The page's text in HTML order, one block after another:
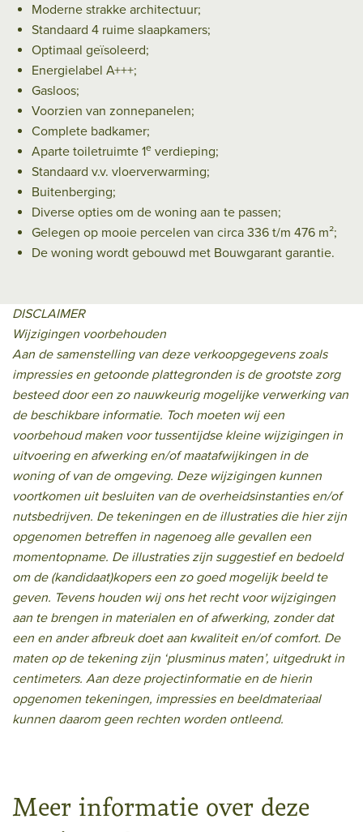
Moderne strakke architectuur;
Standaard 4 ruime slaapkamers;
Optimaal geïsoleerd;
Energielabel A+++;
Gasloos;
Voorzien van zonnepanelen;
Complete badkamer;
Aparte toiletruimte 1e verdieping;
Standaard v.v. vloerverwarming;
Buitenberging;
Diverse opties om de woning aan te passen;
Gelegen op mooie percelen van circa 336 t/m 476 m²;
De woning wordt gebouwd met Bouwgarant garantie.
DISCLAIMER
Wijzigingen voorbehouden
Aan de samenstelling van deze verkoopgegevens zoals
impressies en getoonde plattegronden is de grootste zorg
besteed door een zo nauwkeurig mogelijke verwerking van
de beschikbare informatie. Toch moeten wij een
voorbehoud maken voor tussentijdse kleine wijzigingen in
uitvoering en afwerking en/of maatafwijkingen in de
woning of van de omgeving. Deze wijzigingen kunnen
voortkomen uit besluiten van de overheidsinstanties en/of
nutsbedrijven. De tekeningen en de illustraties die hier zijn
opgenomen betreffen in nagenoeg alle gevallen een
momentopname. De illustraties zijn suggestief en bedoeld
om de (kandidaat)kopers een zo goed mogelijk beeld te
geven. Tevens houden wij ons het recht voor wijzigingen
aan te brengen in materialen en of afwerking, zonder dat
een en ander afbreuk doet aan kwaliteit en/of comfort. De
maten op de tekening zijn ‘plusminus maten’, uitgedrukt in
centimeters. Aan deze projectinformatie en de hierin
opgenomen tekeningen, impressies en beeldmateriaal
kunnen daarom geen rechten worden ontleend.
Meer informatie over deze